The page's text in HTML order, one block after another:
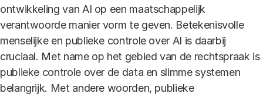
ontwikkeling van AI op een maatschappelijk
verantwoorde manier vorm te geven. Betekenisvolle
menselijke en publieke controle over AI is daarbij
cruciaal. Met name op het gebied van de rechtspraak is
publieke controle over de data en slimme systemen
belangrijk. Met andere woorden, publieke